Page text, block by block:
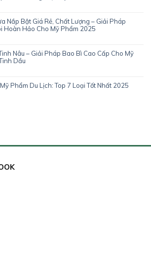
Nắp Bật Giá Rẻ, Chất Lượng – Giải Pháp
Hoàn Hảo Cho Mỹ Phẩm 2025
Nâu – Giải Pháp Bao Bì Cao Cấp Cho Mỹ
Dầu
Phẩm Du Lịch: Top 7 Loại Tốt Nhất 2025